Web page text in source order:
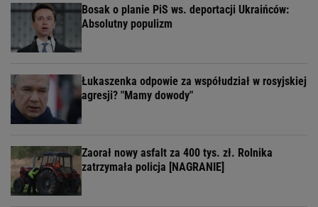
Bosak o planie PiS ws. deportacji Ukraińców:
Absolutny populizm
Łukaszenka odpowie za współudział w rosyjskiej
agresji? "Mamy dowody"
Zaorał nowy asfalt za 400 tys. zł. Rolnika
zatrzymała policja [NAGRANIE]